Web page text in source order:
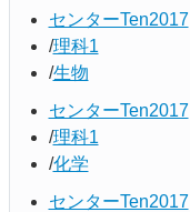
センターTen2017
理科1
生物
センターTen2017
理科1
化学
センターTen2017